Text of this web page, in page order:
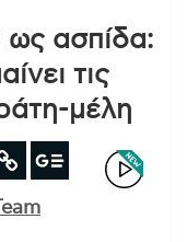
ασπίδα:
τις
μέλη